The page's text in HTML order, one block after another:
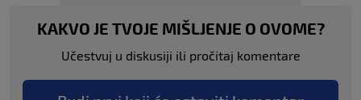
KAKVO JE TVOJE MIŠLJENJE O OVOME?
Učestvuj u diskusiji ili pročitaj komentare